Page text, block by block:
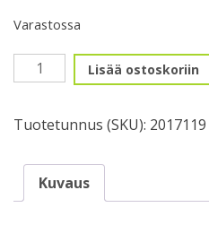
Varastossa
Konelaakeri
6903-
määrä
Lisää ostoskoriin
Tuotetunnus (SKU): 2017119
Kuvaus